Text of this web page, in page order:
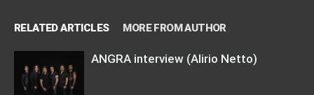
RELATED ARTICLES MORE FROM AUTHOR
ANGRA interview (Alirio Netto)